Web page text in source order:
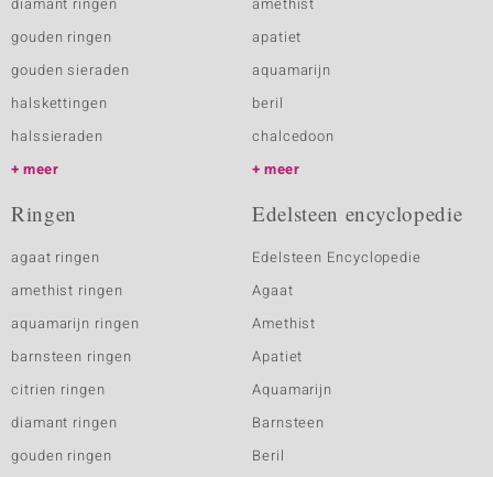
gouden ringen
gouden sieraden
halskettingen
halssieraden
meer
apatiet
aquamarijn
beril
chalcedoon
meer
Ringen
agaat ringen
amethist ringen
aquamarijn ringen
barnsteen ringen
citrien ringen
diamant ringen
gouden ringen
Edelsteen encyclopedie
Edelsteen Encyclopedie
Agaat
Amethist
Apatiet
Aquamarijn
Barnsteen
Beril